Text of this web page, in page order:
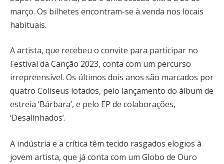
março. Os bilhetes encontram-se à venda nos locais
habituais.
A artista, que recebeu o convite para participar no
Festival da Canção 2023, conta com um percurso
irrepreensível. Os últimos dois anos são marcados por
quatro Coliseus lotados, pelo lançamento do álbum de
estreia ‘Bárbara’, e pelo EP de colaborações,
‘Desalinhados’.
A indústria e a crítica têm tecido rasgados elogios à
jovem artista, que já conta com um Globo de Ouro